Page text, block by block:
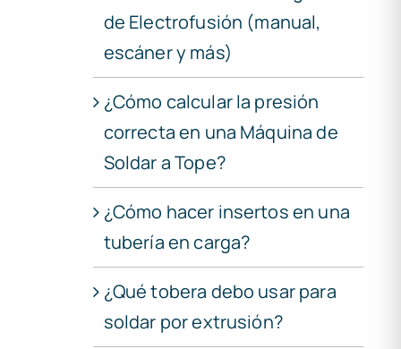
de Electrofusión (manual,
escáner y más)
¿Cómo calcular la presión
correcta en una Máquina de
Soldar a Tope?
¿Cómo hacer insertos en una
tubería en carga?
¿Qué tobera debo usar para
soldar por extrusión?